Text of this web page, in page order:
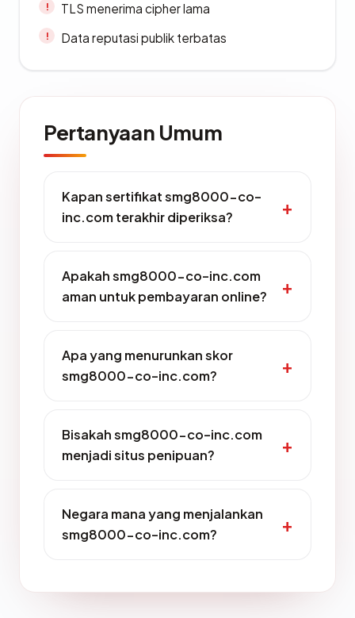
TLS menerima cipher lama
Data reputasi publik terbatas
Pertanyaan Umum
Kapan sertifikat smg8000-co-
inc.com terakhir diperiksa?
Apakah smg8000-co-inc.com
aman untuk pembayaran online?
Apa yang menurunkan skor
smg8000-co-inc.com?
Bisakah smg8000-co-inc.com
menjadi situs penipuan?
Negara mana yang menjalankan
smg8000-co-inc.com?